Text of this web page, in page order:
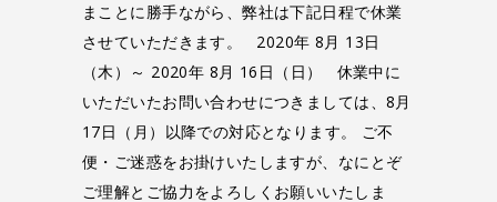
まことに勝手ながら、弊社は下記日程で休業
させていただきます。 2020年 8月 13日
（木）～ 2020年 8月 16日（日） 休業中に
いただいたお問い合わせにつきましては、8月
17日（月）以降での対応となります。 ご不
便・ご迷惑をお掛けいたしますが、なにとぞ
ご理解とご協力をよろしくお願いいたしま